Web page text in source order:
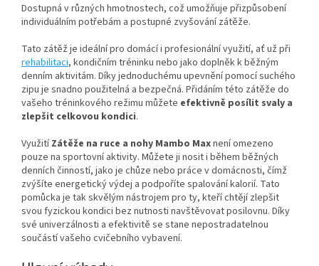
Dostupná v různých hmotnostech, což umožňuje přizpůsobení
individuálním potřebám a postupné zvyšování zátěže.
Tato zátěž je ideální pro domácí i profesionální využití, ať už při
rehabilitaci, kondičním tréninku nebo jako doplněk k běžným
denním aktivitám. Díky jednoduchému upevnění pomocí suchého
zipu je snadno použitelná a bezpečná. Přidáním této zátěže do
vašeho tréninkového režimu můžete efektivně posílit svaly a
zlepšit celkovou kondici.
VyužitíZátěže na ruce a nohy Mambo Maxnení omezeno
pouze na sportovní aktivity. Můžete ji nosit i během běžných
denních činností, jako je chůze nebo práce v domácnosti, čímž
zvýšíte energetický výdej a podpoříte spalování kalorií. Tato
pomůcka je tak skvělým nástrojem pro ty, kteří chtějí zlepšit
svou fyzickou kondici bez nutnosti navštěvovat posilovnu. Díky
své univerzálnosti a efektivitě se stane nepostradatelnou
součástí vašeho cvičebního vybavení.